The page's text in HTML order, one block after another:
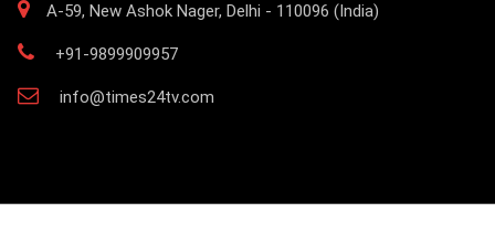
A-59, New Ashok Nager, Delhi - 110096 (India)
+91-9899909957
info@times24tv.com